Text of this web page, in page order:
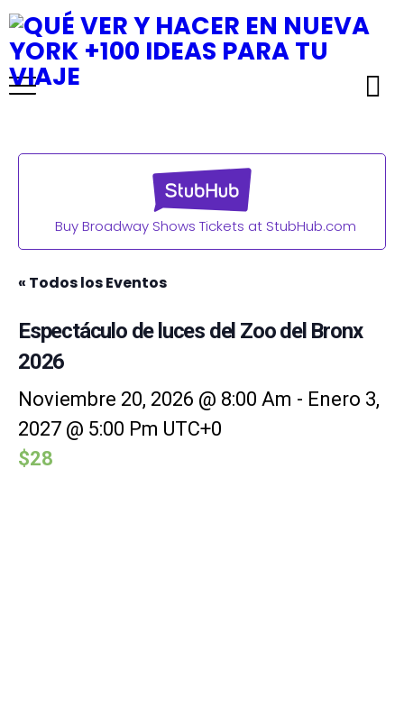
Buy Broadway Shows Tickets at StubHub.com
« Todos los Eventos
Espectáculo de luces del Zoo del Bronx
2026
Noviembre 20, 2026 @ 8:00 Am - Enero 3,
2027 @ 5:00 Pm UTC+0
$28